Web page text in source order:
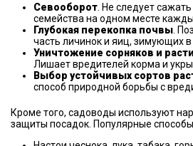
Севооборот . Не следует
семейства на одном месте
Глубокая перекопка почвы .
часть личинок и яиц, зимующих в
Уничтожение сорняков и
Лишает вредителей корма и
Выбор устойчивых сортов
способ природной борьбы с
Кроме того, садоводы используют
защиты посадок. Популярные